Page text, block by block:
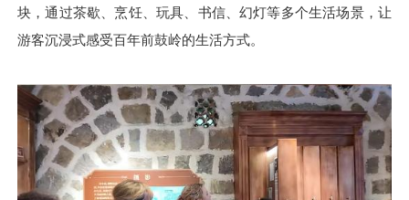
块，通过茶歇、烹饪、玩具、书信、幻灯等多个生活场景，让
游客沉浸式感受百年前鼓岭的生活方式。